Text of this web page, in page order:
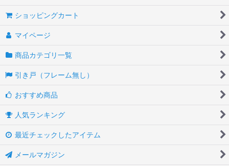
ショッピングカート
マイページ
商品カテゴリ一覧
引き戸（フレーム無し）
おすすめ商品
人気ランキング
最近チェックしたアイテム
メールマガジン